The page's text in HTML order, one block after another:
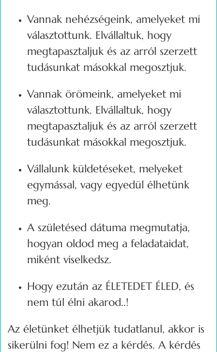
Vannak nehézségeink, amelyeket mi
választottunk. Elvállaltuk, hogy
megtapasztaljuk és az arról szerzett
tudásunkat másokkal megosztjuk.
Vannak örömeink, amelyeket mi
választottunk. Elvállaltuk, hogy
megtapasztaljuk és az arról szerzett
tudásunkat másokkal megosztjuk.
Vállalunk küldetéseket, melyeket
egymással, vagy egyedül élhetünk
meg.
A születésed dátuma megmutatja,
hogyan oldod meg a feladataidat,
miként viselkedsz.
Hogy ezután az ÉLETEDET ÉLED, és
nem túl élni akarod..!
Az életünket élhetjük tudatlanul, akkor is
sikerülni fog! Nem ez a kérdés. A kérdés